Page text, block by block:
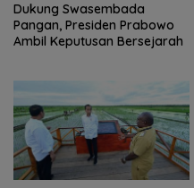
Dukung Swasembada
Pangan, Presiden Prabowo
Ambil Keputusan Bersejarah